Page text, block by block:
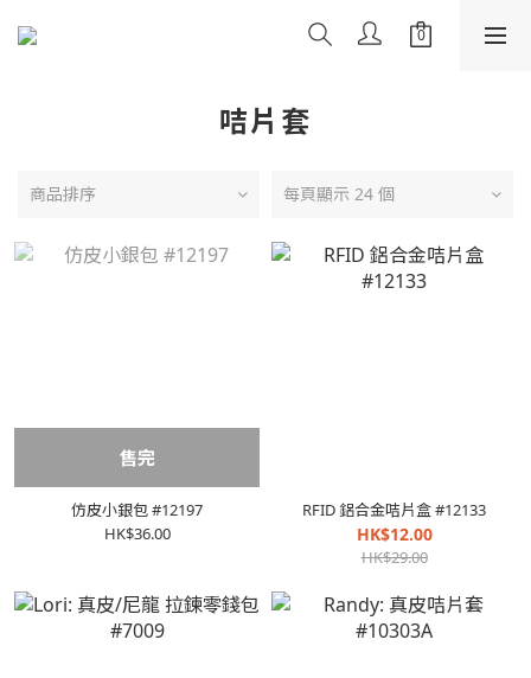
咭片套
商品排序 每頁顯示 24 個
售完
仿皮小銀包 #12197
HK$36.00
RFID 鋁合金咭片盒 #12133
HK$12.00
HK$29.00